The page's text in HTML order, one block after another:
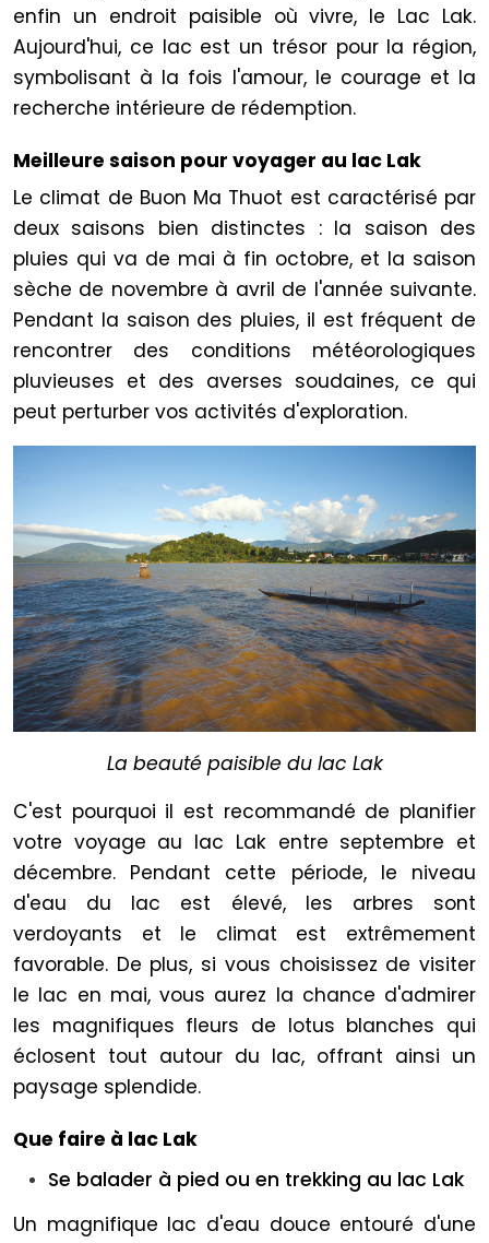
enfin un endroit paisible où vivre, le Lac Lak.
Aujourd'hui, ce lac est un trésor pour la région,
symbolisant à la fois l'amour, le courage et la
recherche intérieure de rédemption.
Meilleure saison pour voyager au lac Lak
Le climat de Buon Ma Thuot est caractérisé par
deux saisons bien distinctes : la saison des
pluies qui va de mai à fin octobre, et la saison
sèche de novembre à avril de l'année suivante.
Pendant la saison des pluies, il est fréquent de
rencontrer des conditions météorologiques
pluvieuses et des averses soudaines, ce qui
peut perturber vos activités d'exploration.
La beauté paisible du lac Lak
C'est pourquoi il est recommandé de planifier
votre voyage au lac Lak entre septembre et
décembre. Pendant cette période, le niveau
d'eau du lac est élevé, les arbres sont
verdoyants et le climat est extrêmement
favorable. De plus, si vous choisissez de visiter
le lac en mai, vous aurez la chance d'admirer
les magnifiques fleurs de lotus blanches qui
éclosent tout autour du lac, offrant ainsi un
paysage splendide.
Que faire à lac Lak
Se balader à pied ou en trekking au lac Lak
Un magnifique lac d'eau douce entouré d'une